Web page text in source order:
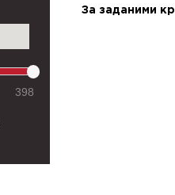
398
За заданими